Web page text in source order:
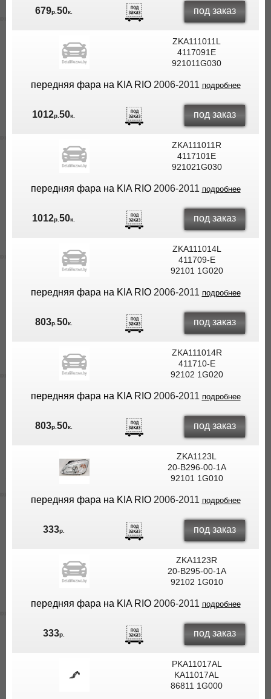
679р. 50к. под заказ
ZKA111011L
4117091E
921011G030
передняя фара на KIA RIO2006-2011 подробнее
1012р.50к. под заказ
ZKA111011R
4117101E
921021G030
передняя фара на KIA RIO2006-2011 подробнее
1012р.50к. под заказ
ZKA111014L
411709-E
92101 1G020
передняя фара на KIA RIO2006-2011 подробнее
803р. 50к. под заказ
ZKA111014R
411710-E
92102 1G020
передняя фара на KIA RIO2006-2011 подробнее
803р. 50к. под заказ
ZKA1123L
20-B296-00-1A
92101 1G010
передняя фара на KIA RIO2006-2011 подробнее
333р. под заказ
ZKA1123R
20-B295-00-1A
92102 1G010
передняя фара на KIA RIO2006-2011 подробнее
333р. под заказ
PKA11017AL
KA11017AL
86811 1G000